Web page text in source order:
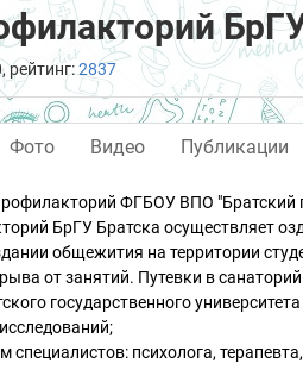
рейтинг:2837
Фото Видео Публикации
ФГБОУ ВПО "Братский
БрГУ Братска осуществляет
общежития на территории
от занятий. Путевки в
государственного
психолога,